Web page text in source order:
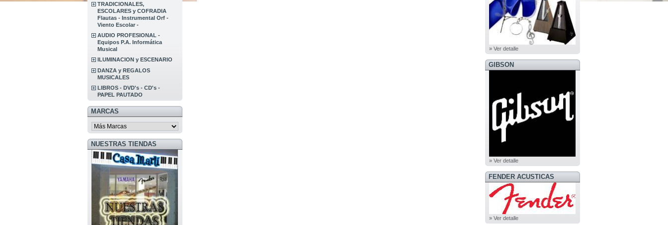
TRADICIONALES,
ESCOLARES y COFRADIA
Flautas - Instrumental Orf -
Viento Escolar -
AUDIO PROFESIONAL -
Equipos P.A. Informática
Musical
ILUMINACION y ESCENARIO
DANZA y REGALOS
MUSICALES
LIBROS - DVD's - CD's -
PAPEL PAUTADO
MARCAS
NUESTRAS TIENDAS
» Ver detalle
GIBSON
» Ver detalle
FENDER ACUSTICAS
» Ver detalle